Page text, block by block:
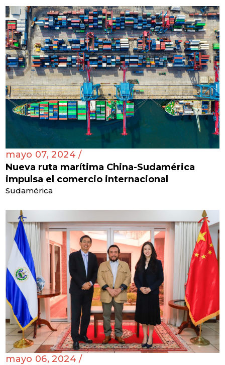
mayo 07, 2024 /
Nueva ruta marítima China-Sudamérica
impulsa el comercio internacional
Sudamérica
mayo 06, 2024 /